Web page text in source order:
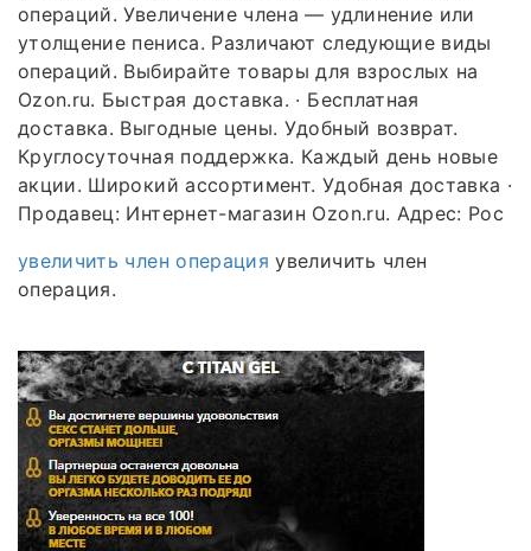
операций. Увеличение члена — удлинение или
утолщение пениса. Различают следующие виды
операций. Выбирайте товары для взрослых на
Ozon.ru. Быстрая доставка. · Бесплатная
доставка. Выгодные цены. Удобный возврат.
Круглосуточная поддержка. Каждый день новые
акции. Широкий ассортимент. Удобная доставка ·
Продавец: Интернет-магазин Ozon.ru. Адрес: Рос
увеличить член операция увеличить член
операция.